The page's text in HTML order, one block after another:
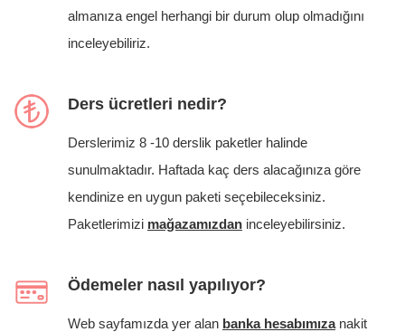
almanıza engel herhangi bir durum olup olmadığını
inceleyebiliriz.
Ders ücretleri nedir?
Derslerimiz 8 -10 derslik paketler halinde
sunulmaktadır. Haftada kaç ders alacağınıza göre
kendinize en uygun paketi seçebileceksiniz.
Paketlerimizi mağazamızdaninceleyebilirsiniz.
Ödemeler nasıl yapılıyor?
Web sayfamızda yer alan banka hesabımızanakit